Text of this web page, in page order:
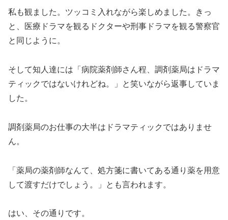
私も観ました。ツッコミ入れながら楽しめました。きっ
と、医療ドラマを観るドクターや刑事ドラマを観る警察官
と同じように。
そして知人達には「病院薬剤師さん程、調剤薬局はドラマ
ティックではないけれどね。」と笑いながら返事していま
した。
調剤薬局のお仕事の大半はドラマティックではありませ
ん。
「薬局の薬剤師なんて、処方箋に書いてある通り薬を用意
して渡すだけでしょう。」とも言われます。
はい、その通りです。